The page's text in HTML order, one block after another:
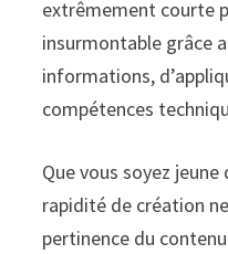
extrêmement courte
insurmontable grâce
informations,
compétences
Que vous soyez
rapidité de création
pertinence du